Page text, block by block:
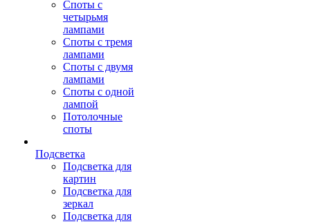
Споты с
четырьмя
лампами
Споты с тремя
лампами
Споты с двумя
лампами
Споты с одной
лампой
Потолочные
споты
Подсветка
Подсветка для
картин
Подсветка для
зеркал
Подсветка для